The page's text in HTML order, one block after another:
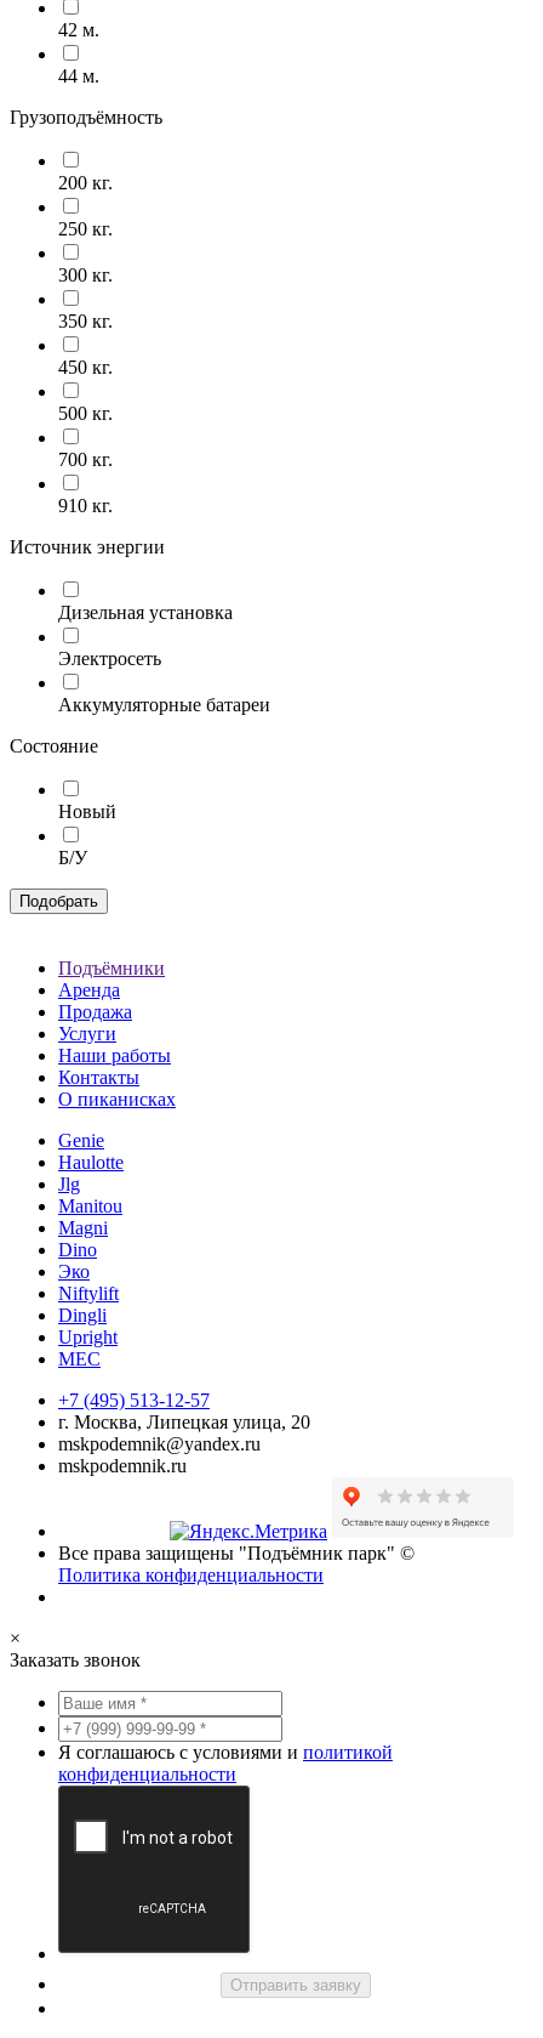
42 м.
44 м.
Грузоподъёмность
200 кг.
250 кг.
300 кг.
350 кг.
450 кг.
500 кг.
700 кг.
910 кг.
Источник энергии
Дизельная установка
Электросеть
Аккумуляторные батареи
Состояние
Новый
Б/У
Подобрать
Подъёмники
Аренда
Продажа
Услуги
Наши работы
Контакты
О пиканисках
Genie
Haulotte
Jlg
Manitou
Magni
Dino
Эко
Niftylift
Dingli
Upright
MEC
+7 (495) 513-12-57
г. Москва, Липецкая улица, 20
mskpodemnik@yandex.ru
mskpodemnik.ru
Все права защищены "Подъёмник парк" ©
Политика конфиденциальности
×
Заказать звонок
Я соглашаюсь с условиями и политикой
конфиденциальности
Отправить заявку